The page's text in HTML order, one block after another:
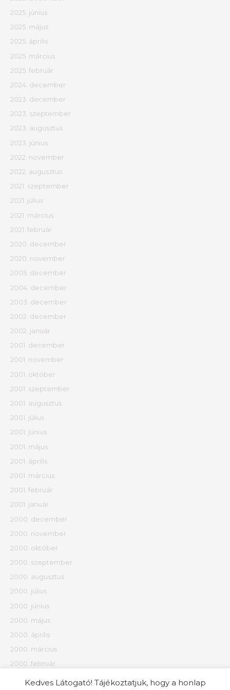
2025. június
2025. május
2025. április
2025. március
2025. február
2024. december
2023. december
2023. szeptember
2023. augusztus
2023. június
2022. november
2022. augusztus
2021. szeptember
2021. július
2021. március
2021. február
2020. december
2020. november
2005. december
2004. december
2003. december
2002. december
2002. január
2001. december
2001. november
2001. október
2001. szeptember
2001. augusztus
2001. július
2001. június
2001. május
2001. április
2001. március
2001. február
2001. január
2000. december
2000. november
2000. október
2000. szeptember
2000. augusztus
2000. július
2000. június
2000. május
2000. április
2000. március
2000. február
2000. január
Kedves Látogató! Tájékoztatjuk, hogy a honlap